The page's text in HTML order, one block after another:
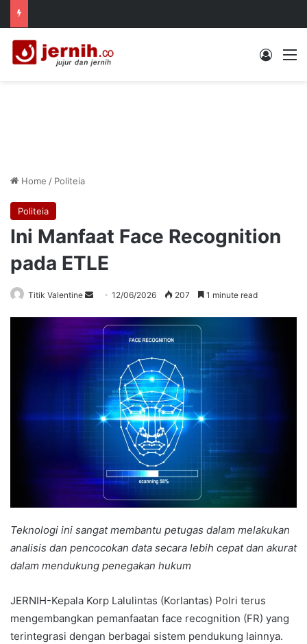
Log In
Home / Politeia
Politeia
Ini Manfaat Face Recognition
pada ETLE
Titik Valentine
Send
email
12/06/2026 207 1 minute read
Teknologi ini sangat membantu petugas dalam melakukan
analisis dan pencocokan data secara lebih cepat dan akurat
dalam mendukung penegakan hukum
JERNIH-Kepala Korp Lalulintas (Korlantas) Polri terus
mengembangkan pemanfaatan face recognition (FR) yang
terintegrasi dengan berbagai sistem pendukung lainnya.